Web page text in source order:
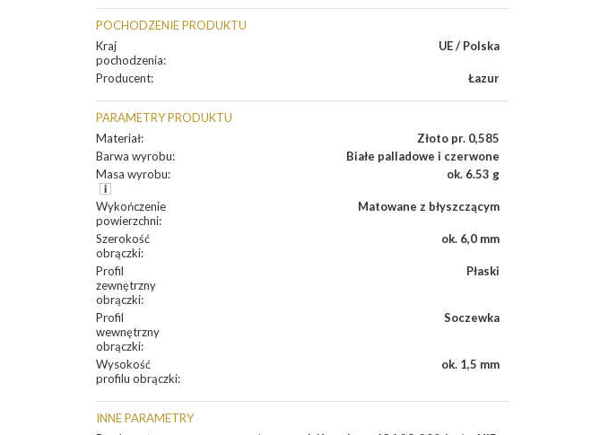
POCHODZENIE PRODUKTU
Kraj
pochodzenia:
UE / Polska
Producent: Łazur
PARAMETRY PRODUKTU
Materiał:
Złoto pr. 0,585
Barwa wyrobu:
Białe palladowe i czerwone
Masa wyrobu: ok. 6.53 g
Wykończenie
powierzchni:
Matowane z błyszczącym
Szerokość
obrączki:
ok. 6,0 mm
Profil
zewnętrzny
obrączki:
Płaski
Profil
wewnętrzny
obrączki:
Soczewka
Wysokość
profilu obrączki:
ok. 1,5 mm
INNE PARAMETRY